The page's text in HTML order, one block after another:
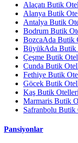
Alaçatı Butik
Alanya Butik
Antalya Butik
Bodrum Butik
BozcaAda Butik
BüyükAda Butik
Çeşme Butik
Cunda Butik
Fethiye Butik
Göcek Butik
Kaş Butik Otelleri
Marmaris Butik
Safranbolu Butik
Pansiyonlar